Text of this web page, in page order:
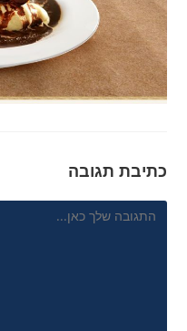
כתיבת תגובה